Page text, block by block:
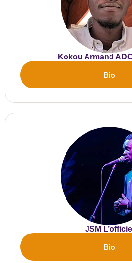
Kokou Armand
Bio
JSM L’officiel
Bio